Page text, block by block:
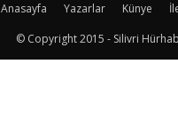
Anasayfa Yazarlar Künye
© Copyright 2015 - Silivri